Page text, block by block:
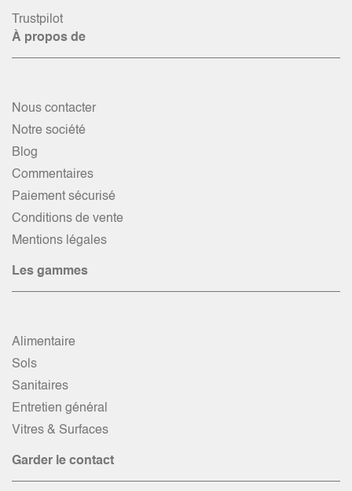
Trustpilot
À propos de
Nous contacter
Notre société
Blog
Commentaires
Paiement sécurisé
Conditions de vente
Mentions légales
Les gammes
Alimentaire
Sols
Sanitaires
Entretien général
Vitres & Surfaces
Garder le contact